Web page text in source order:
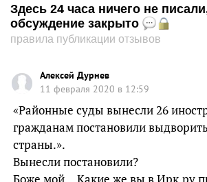
Здесь 24 часа ничего не
обсуждение закрыто
правила публикации отзывов
Алексей Дурнев
11 февраля 2020 в 12:59
«Районные суды вынесли 26
гражданам постановили
страны.».
Вынесли постановили?
Боже мой… Какие же вы в Ирк.ру